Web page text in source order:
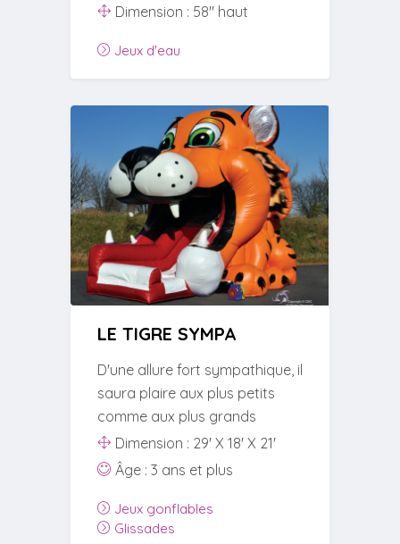
Dimension : 58'' haut
Jeux d'eau
LE TIGRE SYMPA
D'une allure fort sympathique, il
saura plaire aux plus petits
comme aux plus grands
Dimension : 29' X 18' X 21'
Âge : 3 ans et plus
Jeux gonflables
Glissades